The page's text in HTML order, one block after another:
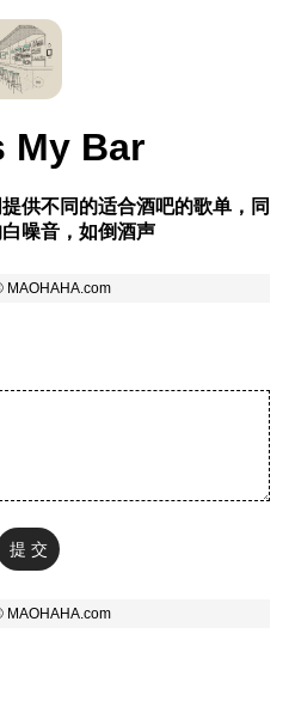
My Bar
供不同的适合酒吧的歌单，同
噪音，如倒酒声